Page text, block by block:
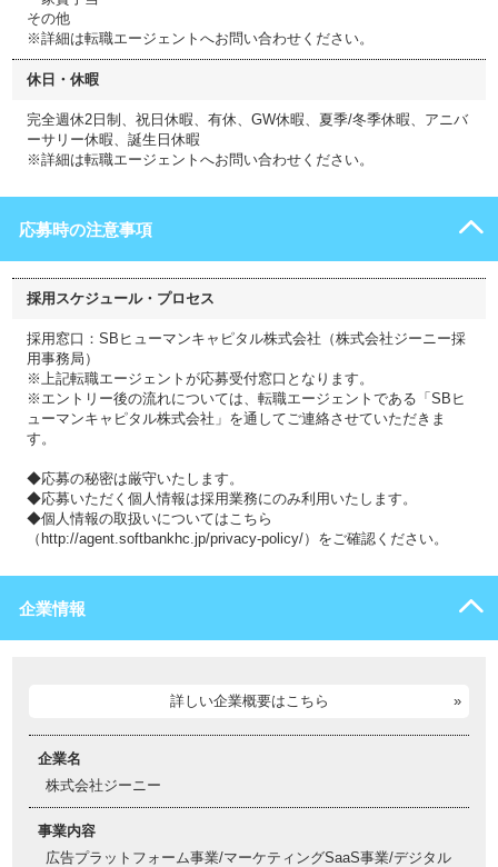
その他
※詳細は転職エージェントへお問い合わせください。
休日・休暇
完全週休2日制、祝日休暇、有休、GW休暇、夏季/冬季休暇、アニバ
ーサリー休暇、誕生日休暇
※詳細は転職エージェントへお問い合わせください。
応募時の注意事項
採用スケジュール・プロセス
採用窓口：SBヒューマンキャピタル株式会社（株式会社ジーニー採
用事務局）
※上記転職エージェントが応募受付窓口となります。
※エントリー後の流れについては、転職エージェントである「SBヒ
ューマンキャピタル株式会社」を通してご連絡させていただきま
す。
◆応募の秘密は厳守いたします。
◆応募いただく個人情報は採用業務にのみ利用いたします。
◆個人情報の取扱いについてはこちら
（http://agent.softbankhc.jp/privacy-policy/）をご確認ください。
企業情報
詳しい企業概要はこちら
企業名
株式会社ジーニー
事業内容
広告プラットフォーム事業/マーケティングSaaS事業/デジタル